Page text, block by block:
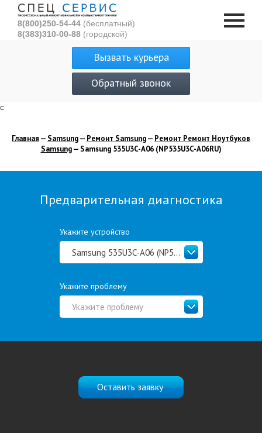
с
8(800)250-54-44 (бесплатный)
8(383)310-00-88 (городской)
Вызвать курьера
Обратный звонок
Главная — Samsung— Ремонт Samsung— Ремонт Ремонт Ноутбуков
Samsung— Samsung 535U3C-A06 (NP535U3C-A06RU)
Предварительная диагностика
Укажите устройство
Samsung 535U3C-A06 (NP535U3C-A06RU)
Укажите проблему
Укажите проблему
Оставить заявку